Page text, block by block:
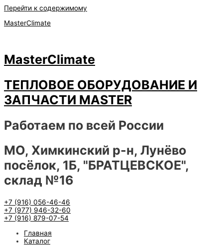
Перейти к содержимому
MasterClimate
MasterClimate
ТЕПЛОВОЕ ОБОРУДОВАНИЕ И
ЗАПЧАСТИ MASTER
Работаем по всей России
МО, Химкинский р-н, Лунёво
посёлок, 1Б, "БРАТЦЕВСКОЕ",
склад №16
+7 (916) 056-46-46
+7 (977) 946-32-60
+7 (916) 879-07-54
Главная
Каталог